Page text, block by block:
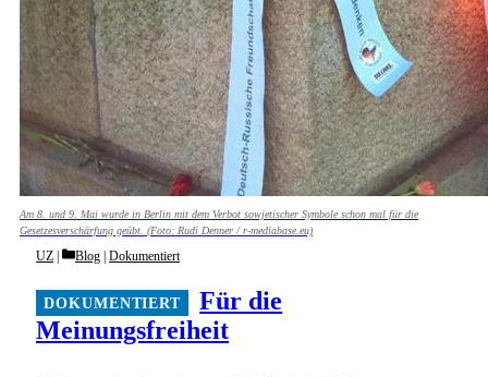
Am 8. und 9. Mai wurde in Berlin mit dem Verbot sowjetischer Symbole schon mal für die
Gesetzesverschärfung geübt. (Foto: Rudi Denner / r-mediabase.eu)
Für die
Meinungsfreiheit
UZ Categories
Blog | Dokumentiert